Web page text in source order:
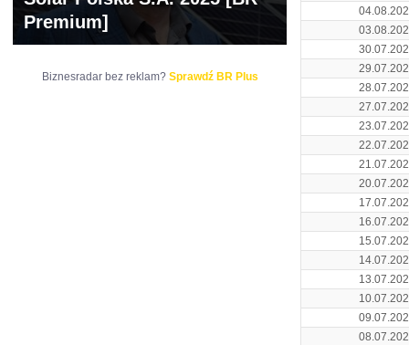
Premium]
Biznesradar bez reklam? Sprawdź BR Plus